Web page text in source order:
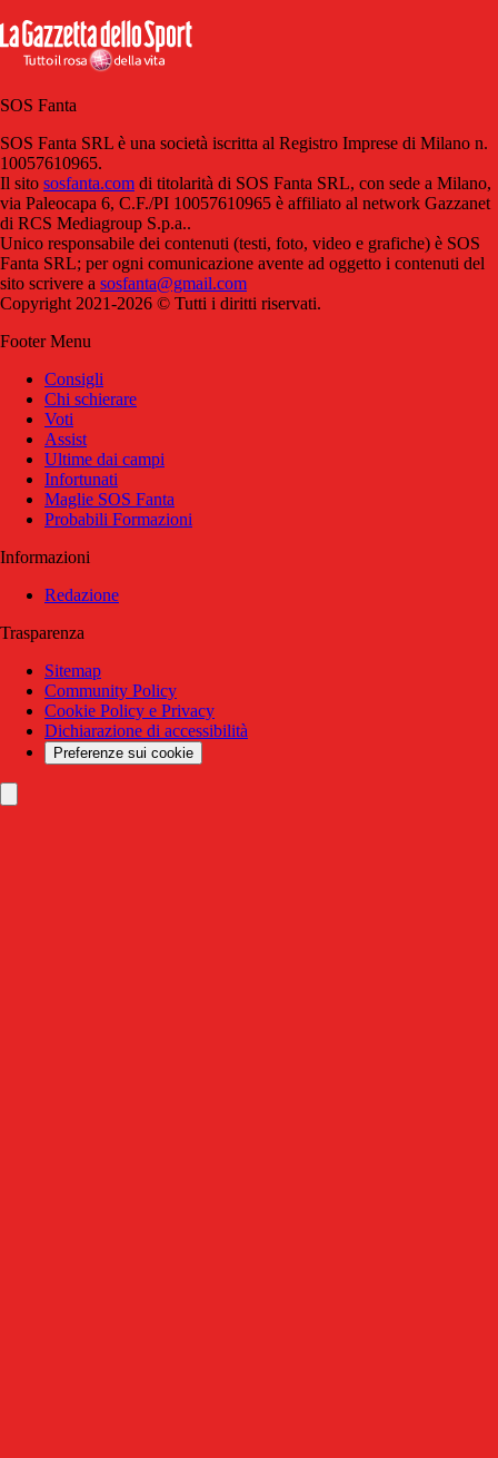
SOS Fanta
SOS Fanta SRL è una società iscritta al Registro Imprese di Milano n.
10057610965.
Il sito sosfanta.com di titolarità di SOS Fanta SRL, con sede a Milano,
via Paleocapa 6, C.F./PI 10057610965 è affiliato al network Gazzanet
di RCS Mediagroup S.p.a..
Unico responsabile dei contenuti (testi, foto, video e grafiche) è SOS
Fanta SRL; per ogni comunicazione avente ad oggetto i contenuti del
sito scrivere a sosfanta@gmail.com
Copyright 2021-2026 © Tutti i diritti riservati.
Footer Menu
Consigli
Chi schierare
Voti
Assist
Ultime dai campi
Infortunati
Maglie SOS Fanta
Probabili Formazioni
Informazioni
Redazione
Trasparenza
Sitemap
Community Policy
Cookie Policy e Privacy
Dichiarazione di accessibilità
Preferenze sui cookie